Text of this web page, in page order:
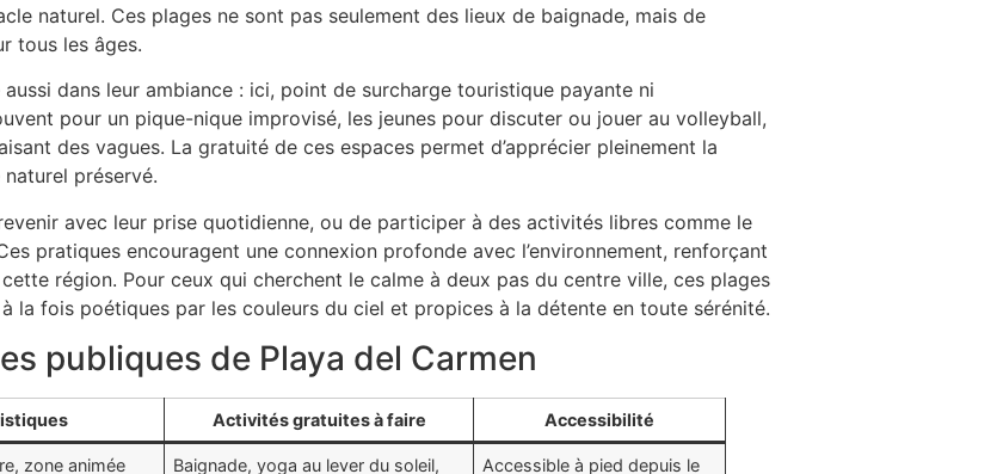
naturel. Ces plages ne sont pas seulement des lieux de baignade, mais de
tous les âges.
dans leur ambiance : ici, point de surcharge touristique payante ni
pour un pique-nique improvisé, les jeunes pour discuter ou jouer au volleyball,
des vagues. La gratuité de ces espaces permet d’apprécier pleinement la
préservé.
avec leur prise quotidienne, ou de participer à des activités libres comme le
pratiques encouragent une connexion profonde avec l’environnement, renforçant
région. Pour ceux qui cherchent le calme à deux pas du centre ville, ces plages
la fois poétiques par les couleurs du ciel et propices à la détente en toute sérénité.
publiques de Playa del Carmen
Activités gratuites à faire Accessibilité
zone animée
Baignade, yoga au lever du soleil,
Accessible à pied depuis le